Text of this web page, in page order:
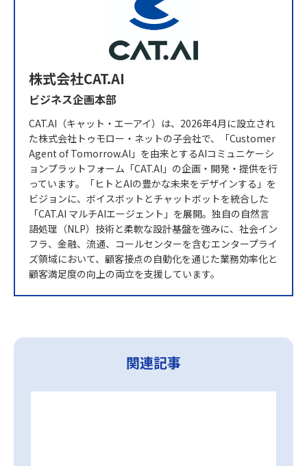
株式会社CAT.AI
ビジネス企画本部
CAT.AI（キャット・エーアイ）は、2026年4月に設立され
た株式会社トゥモロー・ネットの子会社で、「Customer
Agent of Tomorrow.AI」を由来とするAIコミュニケーシ
ョンプラットフォーム「CAT.AI」の企画・開発・提供を行
っています。「ヒトとAIの豊かな未来をデザインする」を
ビジョンに、ボイスボットとチャットボットを統合した
「CAT.AI マルチAIエージェント」を展開。独自の自然言
語処理（NLP）技術と柔軟な設計基盤を強みに、社会イン
フラ、金融、流通、コールセンターを含むエンタープライ
ズ領域において、顧客接点の自動化を通じた業務効率化と
顧客満足度の向上の両立を支援しています。
関連記事